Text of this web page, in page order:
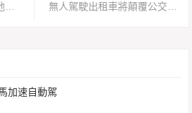
加速自動駕